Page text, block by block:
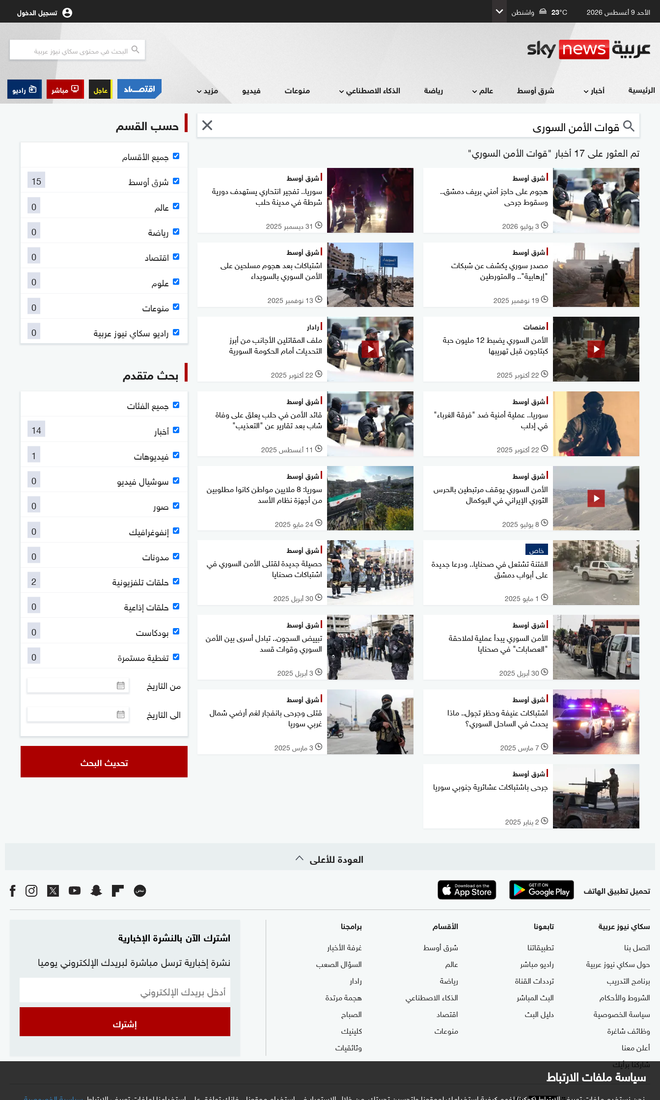
سياسة ملفات الارتباط
الأحد 9 أغسطس 2026 23°C واشنطن تسجيل الدخول
الرئيسية أخبار شرق أوسط عالم رياضة الذكاء الاصطناعي منوعات فيديو مزيد عاجل مباشر راديو
تم العثور على 17 أخبار "قوات الأمن السوري"
شرق أوسط
هجوم على حاجز أمني بريف دمشق..
وسقوط جرحى
l 3 يوليو 2026
شرق أوسط
سوريا.. تفجير انتحاري يستهدف دورية
شرطة في مدينة حلب
l 31 ديسمبر 2025
شرق أوسط
مصدر سوري يكشف عن شبكات
"إرهابية".. والمتورطين
l 19 نوفمبر 2025
شرق أوسط
اشتباكات بعد هجوم مسلحين على
الأمن السوري بالسويداء
l 13 نوفمبر 2025
منصات
الأمن السوري يضبط 12 مليون حبة
كبتاجون قبل تهريبها
l 22 أكتوبر 2025
رادار
ملف المقاتلين الأجانب من أبرز
التحديات أمام الحكومة السورية
l 22 أكتوبر 2025
شرق أوسط
سوريا.. عملية أمنية ضد "فرقة الغرباء"
في إدلب
l 22 أكتوبر 2025
شرق أوسط
قائد الأمن في حلب يعلق على وفاة
شاب بعد تقارير عن "التعذيب"
l 11 أغسطس 2025
شرق أوسط
الأمن السوري يوقف مرتبطين بالحرس
الثوري الإيراني في البوكمال
l 8 يوليو 2025
شرق أوسط
سوريا: 8 ملايين مواطن كانوا مطلوبين
من أجهزة نظام الأسد
l 24 مايو 2025
خاص
الفتنة تشتعل في صحنايا.. ودرعا جديدة
على أبواب دمشق
l 1 مايو 2025
شرق أوسط
حصيلة جديدة لقتلى الأمن السوري في
اشتباكات صحنايا
l 30 أبريل 2025
شرق أوسط
الأمن السوري يبدأ عملية لملاحقة
"العصابات" في صحنايا
l 30 أبريل 2025
شرق أوسط
تبييض السجون.. تبادل أسرى بين الأمن
السوري وقوات قسد
l 3 أبريل 2025
شرق أوسط
اشتباكات عنيفة وحظر تجول.. ماذا
يحدث في الساحل السوري؟
l 7 مارس 2025
شرق أوسط
قتلى وجرحى بانفجار لغم أرضي شمال
غربي سوريا
l 3 مارس 2025
شرق أوسط
جرحى باشتباكات عشائرية جنوبي سوريا
l 2 يناير 2025
حسب القسم
جميع الأقسام
شرق أوسط
15
عالم
0
رياضة
0
اقتصاد
0
علوم
0
منوعات
0
راديو سكاي نيوز عربية
0
بحث متقدم
جميع الفئات
أخبار
14
فيديوهات
1
سوشيال فيديو
0
صور
0
إنفوغرافيك
0
مدونات
0
حلقات تلفزيونية
2
حلقات إذاعية
0
بودكاست
0
تغطية مستمرة
0
من التاريخ
الى التاريخ
تحديث البحث
العودة للأعلى
تحميل تطبيق الهاتف
سكاي نيوز عربية
اتصل بنا
حول سكاي نيوز عربية
برنامج التدريب
الشروط والأحكام
سياسة الخصوصية
وظائف شاغرة
أعلن معنا
شاركنا برأيك
تابعونا
تطبيقاتنا
راديو مباشر
ترددات القناة
البث المباشر
دليل البث
الأقسام
شرق أوسط
عالم
رياضة
الذكاء الاصطناعي
اقتصاد
منوعات
برامجنا
غرفة الأخبار
السؤال الصعب
رادار
هجمة مرتدة
الصباح
كلينيك
وثائقيات
اشترك الآن بالنشرة الإخبارية
نشرة إخبارية ترسل مباشرة لبريدك الإلكتروني يوميا
إشترك